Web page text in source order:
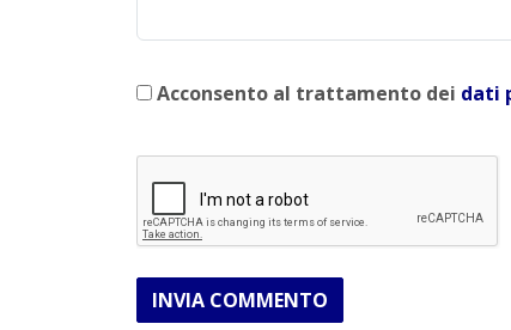
Acconsento al trattamento dei dati
INVIA COMMENTO